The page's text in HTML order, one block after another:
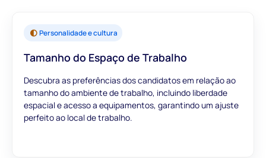
Personalidade e cultura
Tamanho do Espaço de Trabalho
Descubra as preferências dos candidatos em relação ao
tamanho do ambiente de trabalho, incluindo liberdade
espacial e acesso a equipamentos, garantindo um ajuste
perfeito ao local de trabalho.